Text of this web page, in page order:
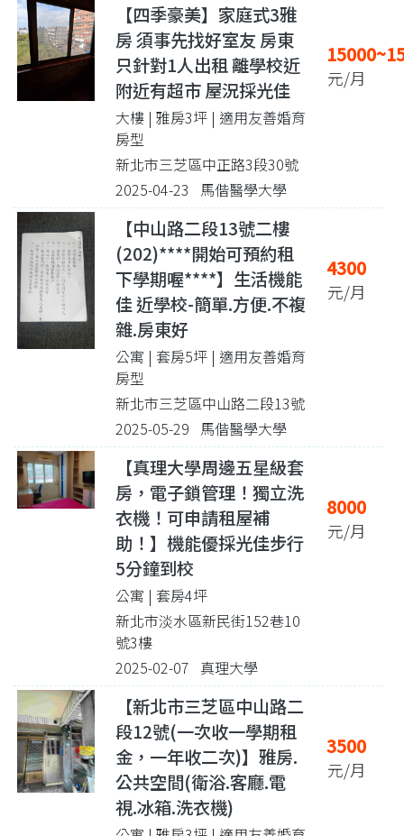
【四季豪美】家庭式3雅
房 須事先找好室友 房東
只針對1人出租 離學校近
附近有超市 屋況採光佳
大樓 | 雅房3坪 | 適用友善婚育
房型
新北市三芝區中正路3段30號
2025-04-23 馬偕醫學大學
元/月
【中山路二段13號二樓
(202)****開始可預約租
下學期喔****】生活機能
佳 近學校-簡單.方便.不複
雜.房東好
公寓 | 套房5坪 | 適用友善婚育
房型
新北市三芝區中山路二段13號
2025-05-29 馬偕醫學大學
4300
元/月
【真理大學周邊五星級套
房，電子鎖管理！獨立洗
衣機！可申請租屋補
助！】機能優採光佳步行
5分鐘到校
公寓 | 套房4坪
新北市淡水區新民街152巷10
號3樓
2025-02-07 真理大學
8000
元/月
【新北市三芝區中山路二
段12號(一次收一學期租
金，一年收二次)】雅房.
公共空間(衛浴.客廳.電
視.冰箱.洗衣機)
3500
元/月